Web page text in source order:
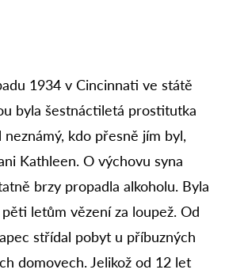
1934 v Cincinnati ve státě
byla šestnáctiletá prostitutka
kdo přesně jím byl,
Kathleen. O výchovu syna
brzy propadla alkoholu. Byla
letům vězení za loupež. Od
střídal pobyt u příbuzných
domovech. Jelikož od 12 let